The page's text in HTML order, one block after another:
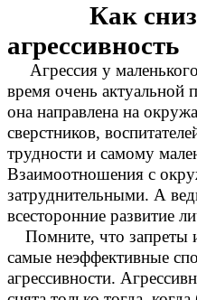
Как
агрессивность
Агрессия у маленького
время очень актуальной
она направлена на
сверстников,
трудности и самому
Взаимоотношения с
затруднительными. А
всесторонние развитие
Помните, что запреты
самые неэффективные
агрессивности.